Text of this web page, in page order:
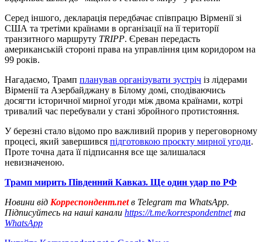
Серед іншого, декларація передбачає співпрацю Вірменії зі
США та третіми країнами в організації на її території
транзитного маршруту TRIPP. Єреван передасть
американській стороні права на управління цим коридором на
99 років.
Нагадаємо, Трамп планував організувати зустріч із лідерами
Вірменії та Азербайджану в Білому домі, сподіваючись
досягти історичної мирної угоди між двома країнами, котрі
тривалий час перебували у стані збройного протистояння.
У березні стало відомо про важливий прорив у переговорному
процесі, який завершився підготовкою проєкту мирної угоди.
Проте точна дата її підписання все ще залишалася
невизначеною.
Трамп мирить Південний Кавказ. Ще один удар по РФ
Новини від Корреспондент.netв Telegram та WhatsApp.
Підписуйтесь на наші канали https://t.me/korrespondentnetта
WhatsApp